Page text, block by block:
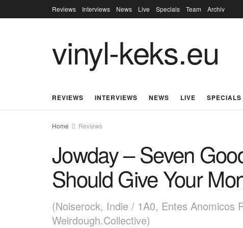
Reviews Interviews News Live Specials Team Archiv
vinyl-keks.eu
REVIEWS INTERVIEWS NEWS LIVE SPECIALS
Home Reviews
Jowday – Seven
Should Give Your
(Noiserock, Indie / 1A0, Entes Anomicos
Weirdough.Collective)